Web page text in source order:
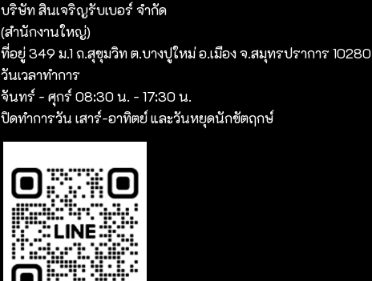
บริษัท สินเจริญรับเบอร์ จํากัด
(สํานักงานใหญ่)
ที่อยู่ 349 ม.1 ถ.สุขุมวิท ต.บางปูใหม่ อ.เมือง จ.สมุทรปราการ 10280
วันเวลาทำการ
จันทร์ - ศุกร์ 08:30 น. - 17:30 น.
ปิดทำการวัน เสาร์-อาทิตย์ และวันหยุดนักขัตฤกษ์